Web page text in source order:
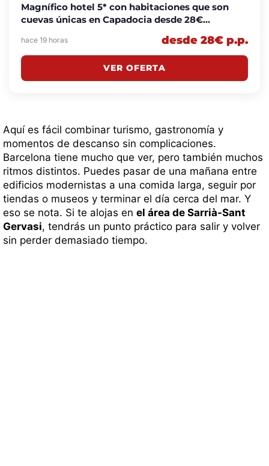
Magnífico hotel 5* con habitaciones que son
cuevas únicas en Capadocia desde 28€
hace 19 horas desde 28€ p.p.
VER OFERTA
Aquí es fácil combinar turismo, gastronomía y
momentos de descanso sin complicaciones.
Barcelona tiene mucho que ver, pero también muchos
ritmos distintos. Puedes pasar de una mañana entre
edificios modernistas a una comida larga, seguir por
tiendas o museos y terminar el día cerca del mar. Y
eso se nota. Si te alojas en el área de Sarrià-Sant
Gervasi, tendrás un punto práctico para salir y volver
sin perder demasiado tiempo.